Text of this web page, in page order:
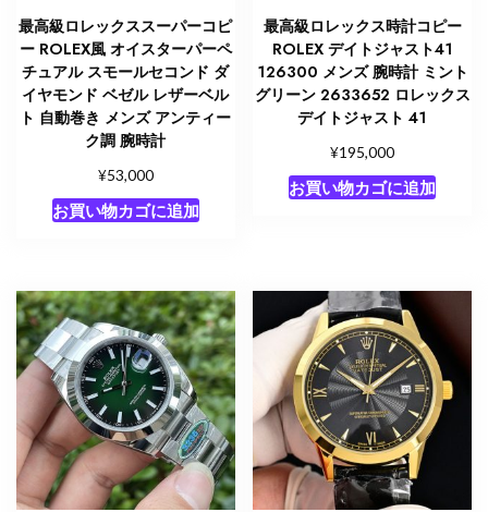
最高級ロレックススーパーコピ
ー ROLEX風 オイスターパーペ
チュアル スモールセコンド ダ
イヤモンド ベゼル レザーベル
ト 自動巻き メンズ アンティー
ク調 腕時計
¥53,000
お買い物カゴに追加
最高級ロレックス時計コピー
ROLEX デイトジャスト41
126300 メンズ 腕時計 ミント
グリーン 2633652 ロレックス
デイトジャスト 41
¥195,000
お買い物カゴに追加